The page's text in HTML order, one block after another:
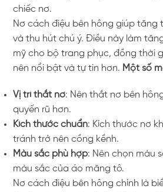
chiếc nơ.
Nơ cách điệu bên hông giúp tăng
và thu hút chú ý. Điều này làm
mỹ cho bộ trang phục, đồng thời
nên nổi bật và tự tin hơn. Một số
Vị trí thắt nơ: Nên thắt nơ bên
quyến rũ hơn.
Kích thước chuẩn: Kích thước nơ
tránh trở nên cồng kềnh.
Màu sắc phù hợp: Nên chọn màu
màu sắc của áo măng tô.
Nơ cách điệu bên hông chính là